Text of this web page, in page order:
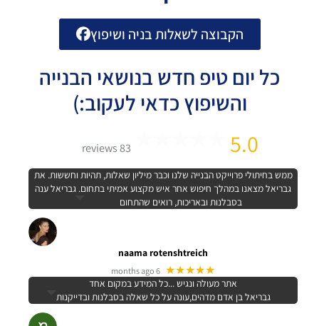
הקבוצה לשאלות בניה ושיפוץ
כל יום טיפ חדש בנושאי הבנייה
והשיפוץ כדאי לעקוב:)
5.0
83 reviews
ממש בחיתולי פרוייקט הבנייה שלנו וכבר מיליון שאלות, תהיות וחששות. את
גבריאל מצאנו במהלך חיפוש אחר איש מקצוע אמיתי בתחום. גבריאל ענה
בסבלנות ובאריכות, רואים שהתחום
naama rotenshtreich
★★★★★
6 months ago
אתר מעולה ונגיש ...כל המידע במקום אחד
גבריאל בן אדם מדהים,עונה על כל שאלה בסבלנות ובדייקנות